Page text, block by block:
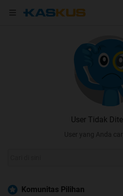
User Tidak
User yang Anda
Komunitas Pilihan